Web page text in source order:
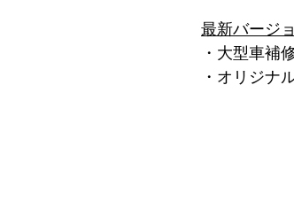
最新バージ
・大型車補
・オリジナ